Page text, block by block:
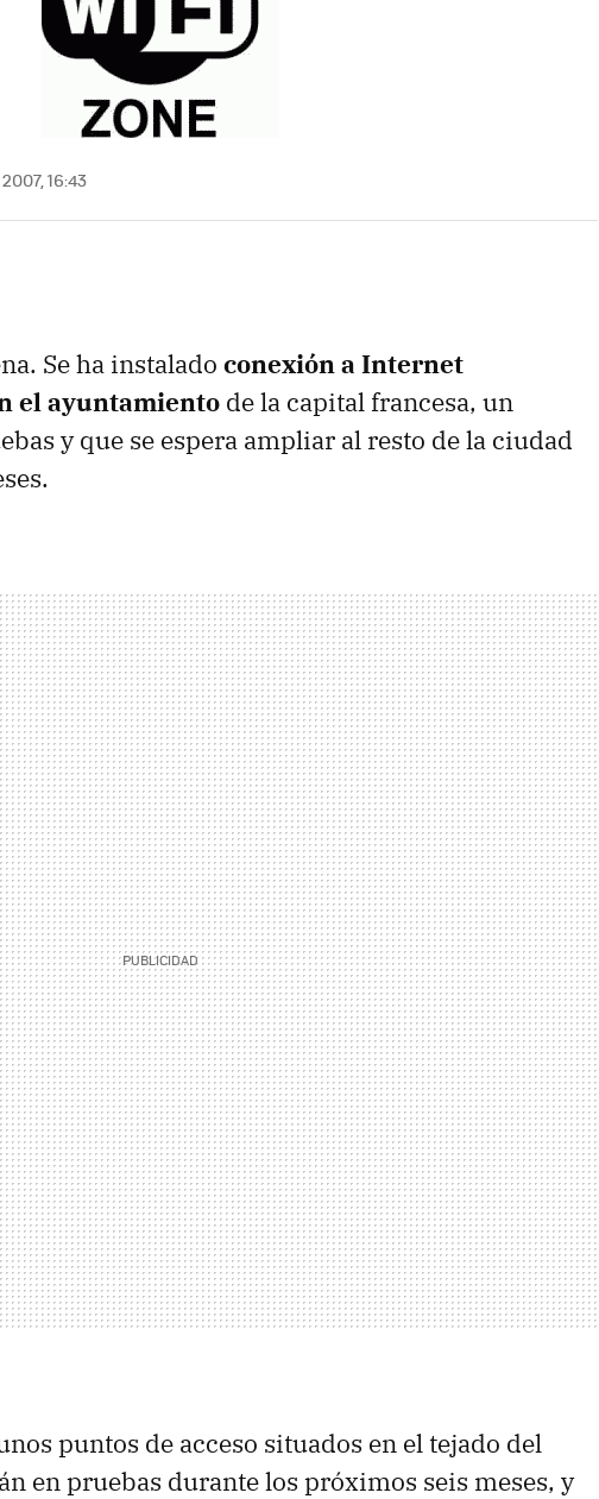
16:43
Se ha instalado conexión a Internet
el ayuntamiento de la capital francesa, un
y que se espera ampliar al resto de la ciudad
puntos de acceso situados en el tejado del
en pruebas durante los próximos seis meses, y